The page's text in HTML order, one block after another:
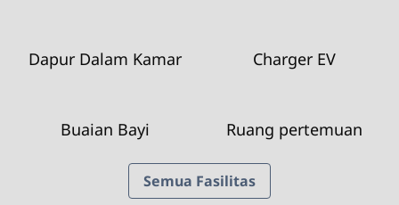
Dapur Dalam Kamar Charger EV
Buaian Bayi Ruang pertemuan
Semua Fasilitas